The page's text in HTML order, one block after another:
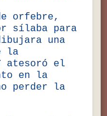
orfebre,
sílaba para
una
la
atesoró el
en la
perder la